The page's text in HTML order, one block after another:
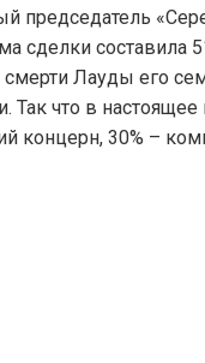
председатель
сделки составила
Лауды его
Так что в
концерн, 30% –